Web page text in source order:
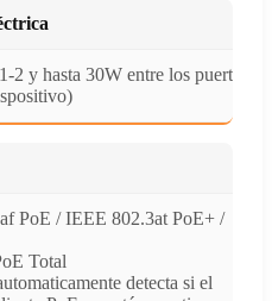
2 y hasta 30W entre los puertos
PoE / IEEE 802.3at PoE+ /
Total
detecta si el